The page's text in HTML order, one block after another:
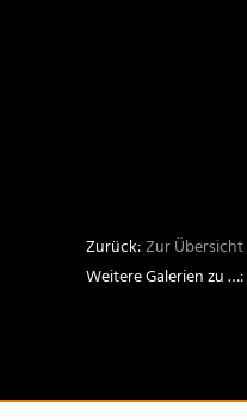
Zur Übersicht